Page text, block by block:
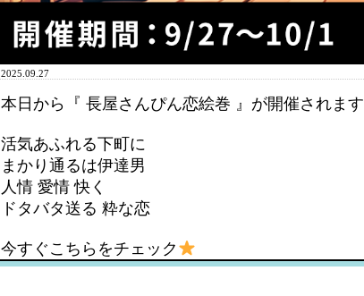
2025.09.27
本日から『 長屋さんぴん恋絵巻 』が開催されます
活気あふれる下町に
まかり通るは伊達男
人情 愛情 快く
ドタバタ送る 粋な恋
今すぐこちらをチェック